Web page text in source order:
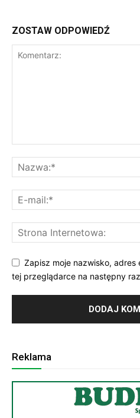
ZOSTAW ODPOWIEDŹ
Zapisz moje nazwisko,
tej przeglądarce na następny
Reklama